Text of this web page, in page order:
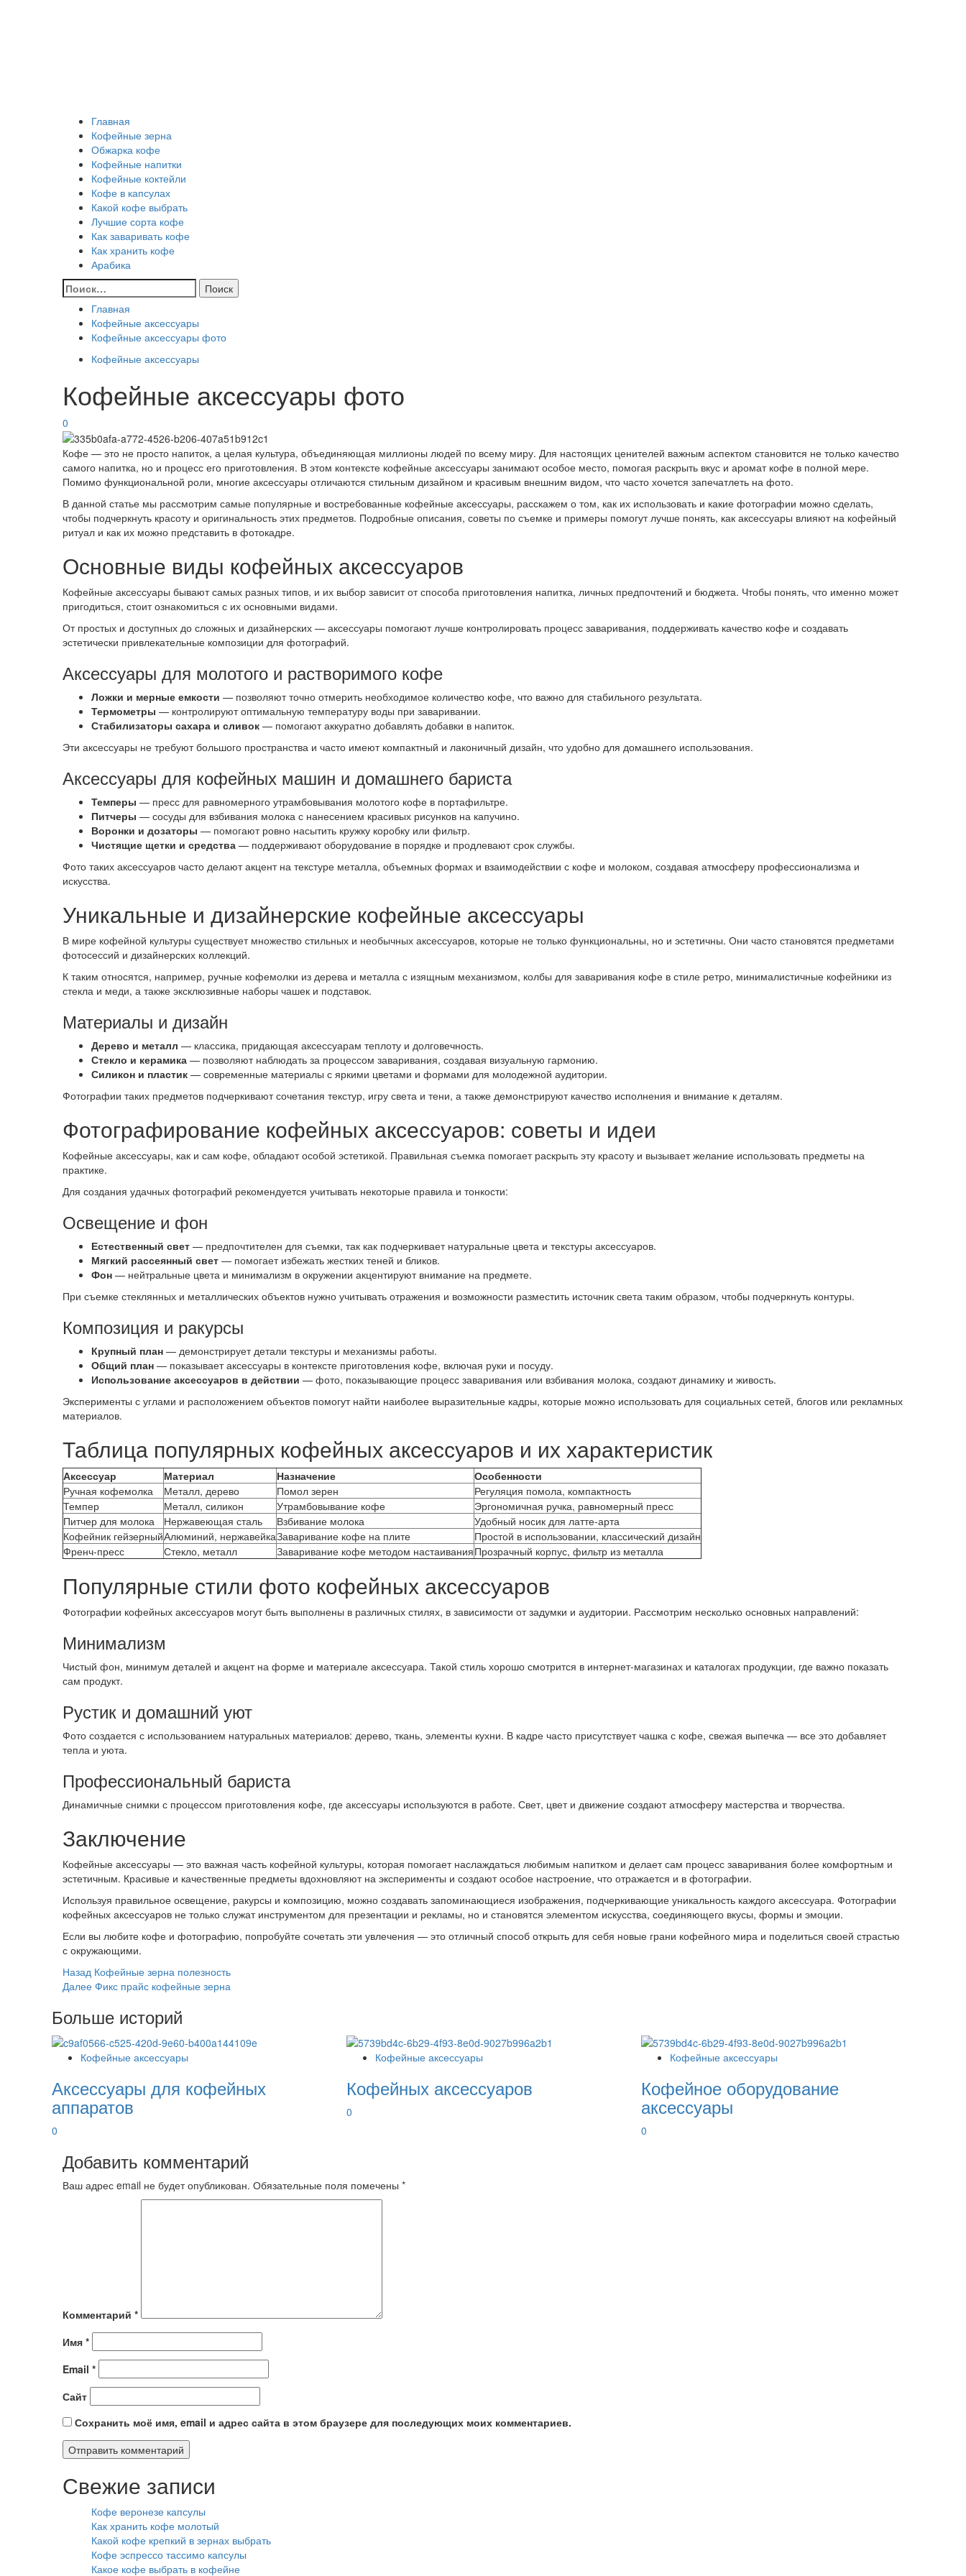
Главная
Кофейные зерна
Обжарка кофе
Кофейные напитки
Кофейные коктейли
Кофе в капсулах
Какой кофе выбрать
Лучшие сорта кофе
Как заваривать кофе
Как хранить кофе
Арабика
Найти:
Главная
Кофейные аксессуары
Кофейные аксессуары фото
Кофейные аксессуары
Кофейные аксессуары фото
0
Кофе — это не просто напиток, а целая культура, объединяющая миллионы людей по всему миру. Для настоящих ценителей важным аспектом становится не только качество
самого напитка, но и процесс его приготовления. В этом контексте кофейные аксессуары занимают особое место, помогая раскрыть вкус и аромат кофе в полной мере.
Помимо функциональной роли, многие аксессуары отличаются стильным дизайном и красивым внешним видом, что часто хочется запечатлеть на фото.
В данной статье мы рассмотрим самые популярные и востребованные кофейные аксессуары, расскажем о том, как их использовать и какие фотографии можно сделать,
чтобы подчеркнуть красоту и оригинальность этих предметов. Подробные описания, советы по съемке и примеры помогут лучше понять, как аксессуары влияют на кофейный
ритуал и как их можно представить в фотокадре.
Основные виды кофейных аксессуаров
Кофейные аксессуары бывают самых разных типов, и их выбор зависит от способа приготовления напитка, личных предпочтений и бюджета. Чтобы понять, что именно может
пригодиться, стоит ознакомиться с их основными видами.
От простых и доступных до сложных и дизайнерских — аксессуары помогают лучше контролировать процесс заваривания, поддерживать качество кофе и создавать
эстетически привлекательные композиции для фотографий.
Аксессуары для молотого и растворимого кофе
Ложки и мерные емкости — позволяют точно отмерить необходимое количество кофе, что важно для стабильного результата.
Термометры — контролируют оптимальную температуру воды при заваривании.
Стабилизаторы сахара и сливок — помогают аккуратно добавлять добавки в напиток.
Эти аксессуары не требуют большого пространства и часто имеют компактный и лаконичный дизайн, что удобно для домашнего использования.
Аксессуары для кофейных машин и домашнего бариста
Темперы — пресс для равномерного утрамбовывания молотого кофе в портафильтре.
Питчеры — сосуды для взбивания молока с нанесением красивых рисунков на капучино.
Воронки и дозаторы — помогают ровно насытить кружку коробку или фильтр.
Чистящие щетки и средства — поддерживают оборудование в порядке и продлевают срок службы.
Фото таких аксессуаров часто делают акцент на текстуре металла, объемных формах и взаимодействии с кофе и молоком, создавая атмосферу профессионализма и
искусства.
Уникальные и дизайнерские кофейные аксессуары
В мире кофейной культуры существует множество стильных и необычных аксессуаров, которые не только функциональны, но и эстетичны. Они часто становятся предметами
фотосессий и дизайнерских коллекций.
К таким относятся, например, ручные кофемолки из дерева и металла с изящным механизмом, колбы для заваривания кофе в стиле ретро, минималистичные кофейники из
стекла и меди, а также эксклюзивные наборы чашек и подставок.
Материалы и дизайн
Дерево и металл — классика, придающая аксессуарам теплоту и долговечность.
Стекло и керамика — позволяют наблюдать за процессом заваривания, создавая визуальную гармонию.
Силикон и пластик — современные материалы с яркими цветами и формами для молодежной аудитории.
Фотографии таких предметов подчеркивают сочетания текстур, игру света и тени, а также демонстрируют качество исполнения и внимание к деталям.
Фотографирование кофейных аксессуаров: советы и идеи
Кофейные аксессуары, как и сам кофе, обладают особой эстетикой. Правильная съемка помогает раскрыть эту красоту и вызывает желание использовать предметы на
практике.
Для создания удачных фотографий рекомендуется учитывать некоторые правила и тонкости:
Освещение и фон
Естественный свет — предпочтителен для съемки, так как подчеркивает натуральные цвета и текстуры аксессуаров.
Мягкий рассеянный свет — помогает избежать жестких теней и бликов.
Фон — нейтральные цвета и минимализм в окружении акцентируют внимание на предмете.
При съемке стеклянных и металлических объектов нужно учитывать отражения и возможности разместить источник света таким образом, чтобы подчеркнуть контуры.
Композиция и ракурсы
Крупный план — демонстрирует детали текстуры и механизмы работы.
Общий план — показывает аксессуары в контексте приготовления кофе, включая руки и посуду.
Использование аксессуаров в действии — фото, показывающие процесс заваривания или взбивания молока, создают динамику и живость.
Эксперименты с углами и расположением объектов помогут найти наиболее выразительные кадры, которые можно использовать для социальных сетей, блогов или рекламных
материалов.
Таблица популярных кофейных аксессуаров и их характеристик
Аксессуар Материал Назначение
Особенности
Ручная кофемолка
Металл, дерево Помол зерен
Регуляция помола, компактность
Темпер
Металл, силикон Утрамбовывание кофе
Эргономичная ручка, равномерный пресс
Питчер для молока
Нержавеющая сталь Взбивание молока
Удобный носик для латте-арта
Кофейник гейзерныйАлюминий, нержавейкаЗаваривание кофе на плите
Простой в использовании, классический дизайн
Френч-пресс
Стекло, металл Заваривание кофе методом настаиванияПрозрачный корпус, фильтр из металла
Популярные стили фото кофейных аксессуаров
Фотографии кофейных аксессуаров могут быть выполнены в различных стилях, в зависимости от задумки и аудитории. Рассмотрим несколько основных направлений:
Минимализм
Чистый фон, минимум деталей и акцент на форме и материале аксессуара. Такой стиль хорошо смотрится в интернет-магазинах и каталогах продукции, где важно показать
сам продукт.
Рустик и домашний уют
Фото создается с использованием натуральных материалов: дерево, ткань, элементы кухни. В кадре часто присутствует чашка с кофе, свежая выпечка — все это добавляет
тепла и уюта.
Профессиональный бариста
Динамичные снимки с процессом приготовления кофе, где аксессуары используются в работе. Свет, цвет и движение создают атмосферу мастерства и творчества.
Заключение
Кофейные аксессуары — это важная часть кофейной культуры, которая помогает наслаждаться любимым напитком и делает сам процесс заваривания более комфортным и
эстетичным. Красивые и качественные предметы вдохновляют на эксперименты и создают особое настроение, что отражается и в фотографии.
Используя правильное освещение, ракурсы и композицию, можно создавать запоминающиеся изображения, подчеркивающие уникальность каждого аксессуара. Фотографии
кофейных аксессуаров не только служат инструментом для презентации и рекламы, но и становятся элементом искусства, соединяющего вкусы, формы и эмоции.
Если вы любите кофе и фотографию, попробуйте сочетать эти увлечения — это отличный способ открыть для себя новые грани кофейного мира и поделиться своей страстью
с окружающими.
Post
Navigation
Назад Кофейные зерна полезность
Далее Фикс прайс кофейные зерна
Больше историй
Кофейные аксессуары
Аксессуары для кофейных
аппаратов
0
Кофейные аксессуары
Кофейных аксессуаров
0
Кофейные аксессуары
Кофейное оборудование
аксессуары
0
Добавить комментарий
Ваш адрес email не будет опубликован. Обязательные поля помечены *
Комментарий *
Имя *
Email *
Сайт
Сохранить моё имя, email и адрес сайта в этом браузере для последующих моих комментариев.
Свежие записи
Кофе веронезе капсулы
Как хранить кофе молотый
Какой кофе крепкий в зернах выбрать
Кофе эспрессо тассимо капсулы
Какое кофе выбрать в кофейне